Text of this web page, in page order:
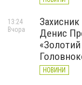
Захисник
Денис
«Золотий
НОВИНИ
13:24
Вчора